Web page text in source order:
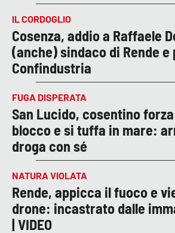
IL CORDOGLIO
Cosenza, addio a Raffaele
(anche) sindaco di Rende
Confindustria
FUGA DISPERATA
San Lucido, cosentino
blocco e si tuffa in mare:
droga con sé
NATURA VIOLATA
Rende, appicca il fuoco e
drone: incastrato dalle
| VIDEO